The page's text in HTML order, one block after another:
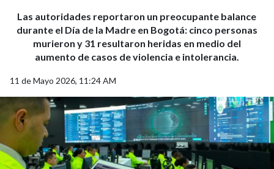
Las autoridades reportaron un preocupante balance
durante el Día de la Madre en Bogotá: cinco personas
murieron y 31 resultaron heridas en medio del
aumento de casos de violencia e intolerancia.
11 de Mayo 2026, 11:24 AM